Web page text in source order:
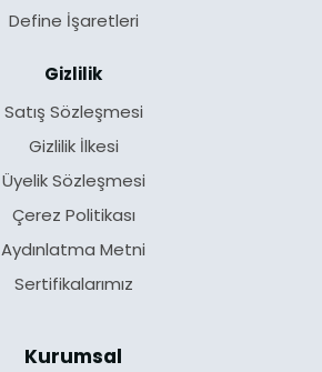
Define İşaretleri
Gizlilik
Satış Sözleşmesi
Gizlilik İlkesi
Üyelik Sözleşmesi
Çerez Politikası
Aydınlatma Metni
Sertifikalarımız
Kurumsal